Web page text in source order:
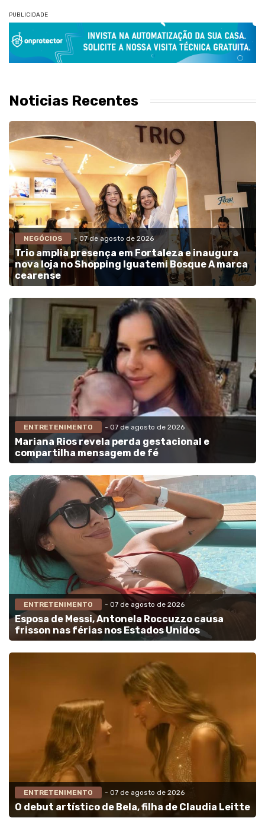
PUBLICIDADE
Noticias Recentes
NEGÓCIOS - 07 de agosto de 2026
Trio amplia presença em Fortaleza e inaugura
nova loja no Shopping Iguatemi Bosque A marca
cearense
ENTRETENIMENTO - 07 de agosto de 2026
Mariana Rios revela perda gestacional e
compartilha mensagem de fé
ENTRETENIMENTO - 07 de agosto de 2026
Esposa de Messi, Antonela Roccuzzo causa
frisson nas férias nos Estados Unidos
ENTRETENIMENTO - 07 de agosto de 2026
O debut artístico de Bela, filha de Claudia Leitte